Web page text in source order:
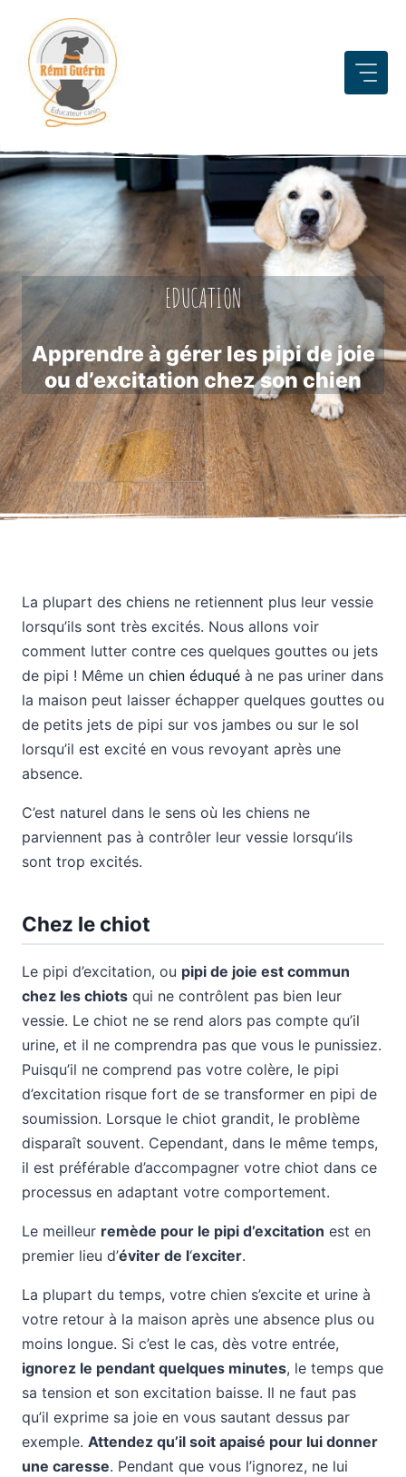
contenu
EDUCATION
Apprendre à gérer les pipi de joie
ou d’excitation chez son chien
La plupart des chiens ne retiennent plus leur vessie
lorsqu’ils sont très excités. Nous allons voir
comment lutter contre ces quelques gouttes ou jets
de pipi ! Même un chien éduqué à ne pas uriner dans
la maison peut laisser échapper quelques gouttes ou
de petits jets de pipi sur vos jambes ou sur le sol
lorsqu’il est excité en vous revoyant après une
absence.
C’est naturel dans le sens où les chiens ne
parviennent pas à contrôler leur vessie lorsqu’ils
sont trop excités.
Chez le chiot
Le pipi d’excitation, ou pipi de joie est commun
chez les chiots qui ne contrôlent pas bien leur
vessie. Le chiot ne se rend alors pas compte qu’il
urine, et il ne comprendra pas que vous le punissiez.
Puisqu’il ne comprend pas votre colère, le pipi
d’excitation risque fort de se transformer en pipi de
soumission. Lorsque le chiot grandit, le problème
disparaît souvent. Cependant, dans le même temps,
il est préférable d’accompagner votre chiot dans ce
processus en adaptant votre comportement.
Le meilleur remède pour le pipi d’excitation est en
premier lieu d’éviter de l‘exciter.
La plupart du temps, votre chien s’excite et urine à
votre retour à la maison après une absence plus ou
moins longue. Si c’est le cas, dès votre entrée,
ignorez le pendant quelques minutes, le temps que
sa tension et son excitation baisse. Il ne faut pas
qu’il exprime sa joie en vous sautant dessus par
exemple. Attendez qu’il soit apaisé pour lui donner
une caresse. Pendant que vous l’ignorez, ne lui